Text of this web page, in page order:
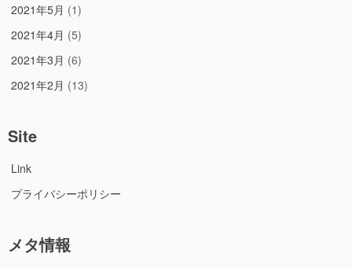
2021年5月 (1)
2021年4月 (5)
2021年3月 (6)
2021年2月 (13)
Site
Link
プライバシーポリシー
メタ情報